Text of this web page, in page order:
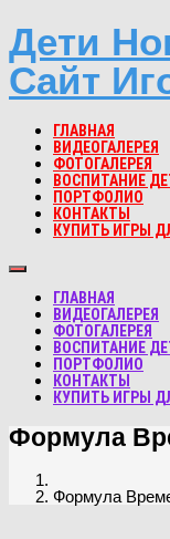
Дети
Сайт
ГЛАВНАЯ
ВИДЕОГАЛЕРЕЯ
ФОТОГАЛЕРЕЯ
ВОСПИТАНИЕ
ПОРТФОЛИО
КОНТАКТЫ
КУПИТЬ ИГРЫ
ГЛАВНАЯ
ВИДЕОГАЛЕРЕЯ
ФОТОГАЛЕРЕЯ
ВОСПИТАНИЕ
ПОРТФОЛИО
КОНТАКТЫ
КУПИТЬ ИГРЫ
Формула
Формула